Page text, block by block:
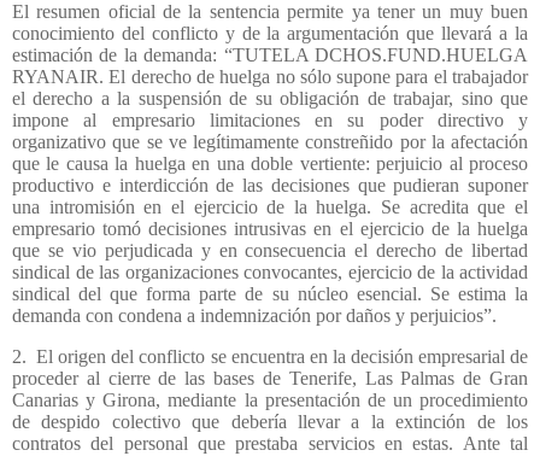
El resumen oficial de la sentencia permite ya tener un muy buen
conocimiento del conflicto y de la argumentación que llevará a la
estimación de la demanda: “TUTELA DCHOS.FUND.HUELGA
RYANAIR. El derecho de huelga no sólo supone para el trabajador
el derecho a la suspensión de su obligación de trabajar, sino que
impone al empresario limitaciones en su poder directivo y
organizativo que se ve legítimamente constreñido por la afectación
que le causa la huelga en una doble vertiente: perjuicio al proceso
productivo e interdicción de las decisiones que pudieran suponer
una intromisión en el ejercicio de la huelga. Se acredita que el
empresario tomó decisiones intrusivas en el ejercicio de la huelga
que se vio perjudicada y en consecuencia el derecho de libertad
sindical de las organizaciones convocantes, ejercicio de la actividad
sindical del que forma parte de su núcleo esencial. Se estima la
demanda con condena a indemnización por daños y perjuicios”.
2. El origen del conflicto se encuentra en la decisión empresarial de
proceder al cierre de las bases de Tenerife, Las Palmas de Gran
Canarias y Girona, mediante la presentación de un procedimiento
de despido colectivo que debería llevar a la extinción de los
contratos del personal que prestaba servicios en estas. Ante tal